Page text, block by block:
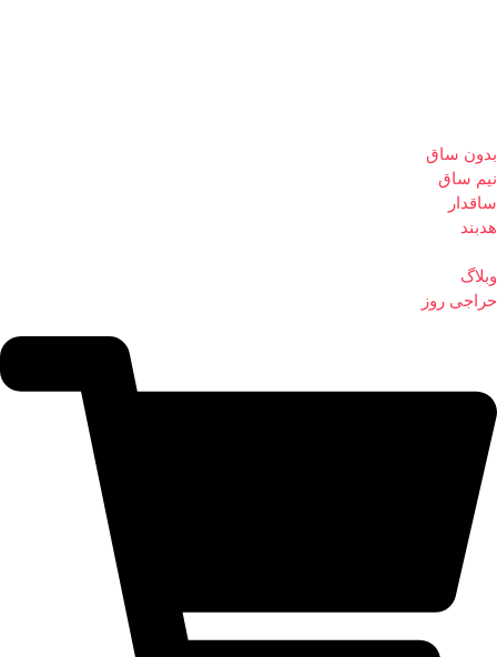
بدون ساق
نیم ساق
ساقدار
هدبند
وبلاگ
حراجی روز